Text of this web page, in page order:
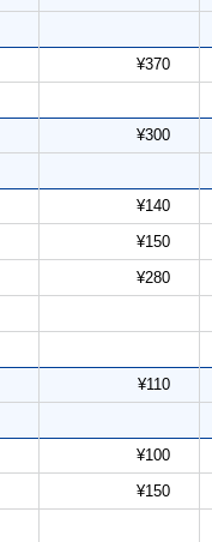
¥370
¥300
¥140
¥150
¥280
¥110
¥100
¥150